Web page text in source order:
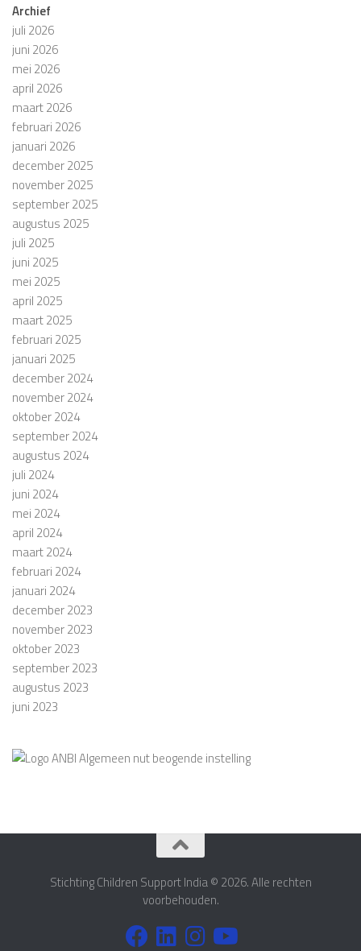
Archief
juli 2026
juni 2026
mei 2026
april 2026
maart 2026
februari 2026
januari 2026
december 2025
november 2025
september 2025
augustus 2025
juli 2025
juni 2025
mei 2025
april 2025
maart 2025
februari 2025
januari 2025
december 2024
november 2024
oktober 2024
september 2024
augustus 2024
juli 2024
juni 2024
mei 2024
april 2024
maart 2024
februari 2024
januari 2024
december 2023
november 2023
oktober 2023
september 2023
augustus 2023
juni 2023
Stichting Children Support India © 2026. Alle rechten
voorbehouden.